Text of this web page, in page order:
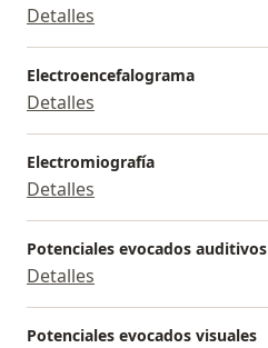
Detalles
Electroencefalograma
Detalles
Electromiografía
Detalles
Potenciales evocados auditivos
Detalles
Potenciales evocados visuales